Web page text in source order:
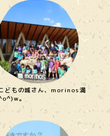
どもの城さん、morinos満
。